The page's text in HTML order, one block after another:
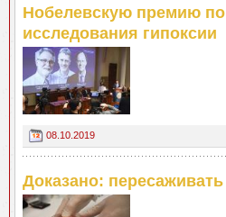
Нобелевскую премию
исследования гипоксии
08.10.2019
Доказано: